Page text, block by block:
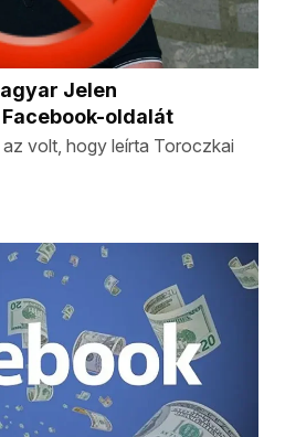
Jelen
oldalát
az volt, hogy leírta Toroczkai